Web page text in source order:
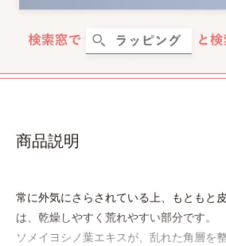
商品説明
常に外気にさらされている上、もともと
は、乾燥しやすく荒れやすい部分です。
ソメイヨシノ葉エキスが、乱れた角層を